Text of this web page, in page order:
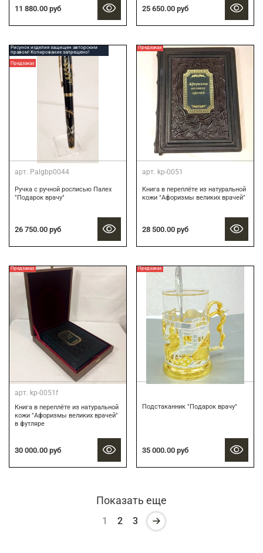
11 880.00 руб 25 650.00 руб
Рисунок изделия защищен авторским
правом! Копирование запрещено!
Предзаказ
арт. Palgbp0044
Ручка с ручной росписью Палех
"Подарок врачу"
26 750.00 руб
Предзаказ
арт. kp-0051
Книга в переплёте из натуральной
кожи "Афоризмы великих врачей"
28 500.00 руб
Предзаказ
арт. kp-0051f
Книга в переплёте из натуральной
кожи "Афоризмы великих врачей"
в футляре
30 000.00 руб
Предзаказ
Подстаканник "Подарок врачу"
35 000.00 руб
Показать еще
1 2 3